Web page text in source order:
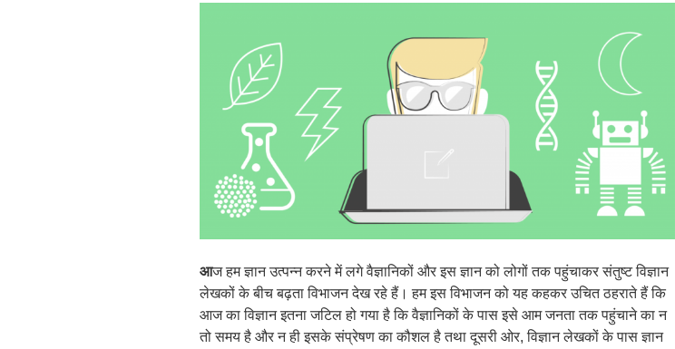
आज हम ज्ञान उत्पन्न करने में लगे वैज्ञानिकों और इस ज्ञान को लोगों तक पहुंचाकर संतुष्ट विज्ञान
लेखकों के बीच बढ़ता विभाजन देख रहे हैं। हम इस विभाजन को यह कहकर उचित ठहराते हैं कि
आज का विज्ञान इतना जटिल हो गया है कि वैज्ञानिकों के पास इसे आम जनता तक पहुंचाने का न
तो समय है और न ही इसके संप्रेषण का कौशल है तथा दूसरी ओर, विज्ञान लेखकों के पास ज्ञान